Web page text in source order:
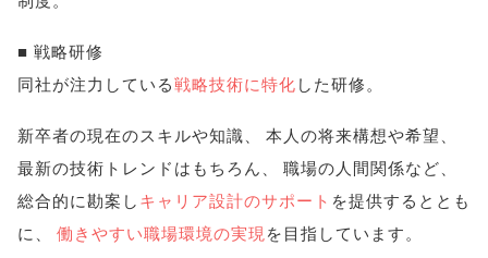
■ 戦略研修
同社が注力している戦略技術に特化した研修。
新卒者の現在のスキルや知識 本人の将来構想や希望
最新の技術トレンドはもちろん
職場の人間関係など
総合的に勘案しキャリア設計のサポート を提供するととも
に
働きやすい職場環境の実現 を目指しています。